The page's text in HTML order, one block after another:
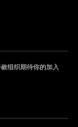
组织期待你的加入